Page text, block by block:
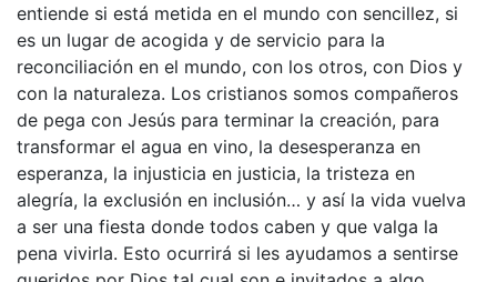
entiende si está metida en el mundo con sencillez, si
es un lugar de acogida y de servicio para la
reconciliación en el mundo, con los otros, con Dios y
con la naturaleza. Los cristianos somos compañeros
de pega con Jesús para terminar la creación, para
transformar el agua en vino, la desesperanza en
esperanza, la injusticia en justicia, la tristeza en
alegría, la exclusión en inclusión… y así la vida vuelva
a ser una fiesta donde todos caben y que valga la
pena vivirla. Esto ocurrirá si les ayudamos a sentirse